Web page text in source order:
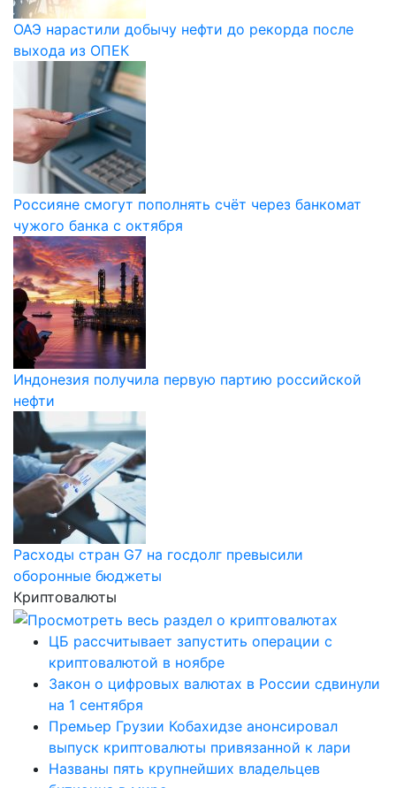
ОАЭ нарастили добычу нефти до рекорда после
выхода из ОПЕК
Россияне смогут пополнять счёт через банкомат
чужого банка с октября
Индонезия получила первую партию российской
нефти
Расходы стран G7 на госдолг превысили
оборонные бюджеты
Криптовалюты
ЦБ рассчитывает запустить операции с
криптовалютой в ноябре
Закон о цифровых валютах в России сдвинули
на 1 сентября
Премьер Грузии Кобахидзе анонсировал
выпуск криптовалюты привязанной к лари
Названы пять крупнейших владельцев